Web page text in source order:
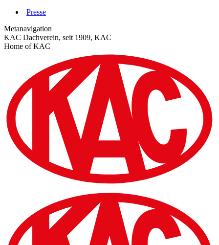
Zum
springen
Presse
Metanavigation
KAC Dachverein, seit 1909, KAC
Home of KAC